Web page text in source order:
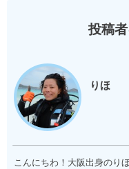
投稿
りほ
こんにちわ！大阪出身のり